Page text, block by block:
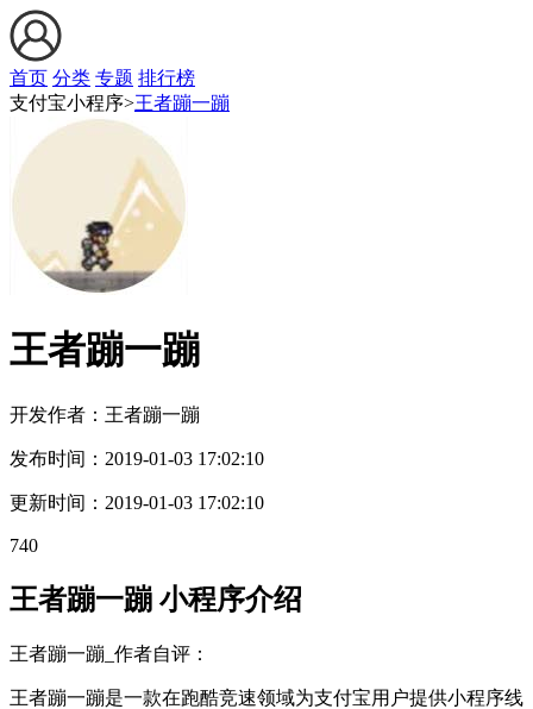
首页 分类 专题 排行榜
支付宝小程序>王者蹦一蹦
王者蹦一蹦
开发作者： 王者蹦一蹦
发布时间： 2019-01-03 17:02:10
更新时间： 2019-01-03 17:02:10
740
王者蹦一蹦 小程序介绍
王者蹦一蹦_作者自评：
王者蹦一蹦是一款在跑酷竞速领域为支付宝用户提供小程序线